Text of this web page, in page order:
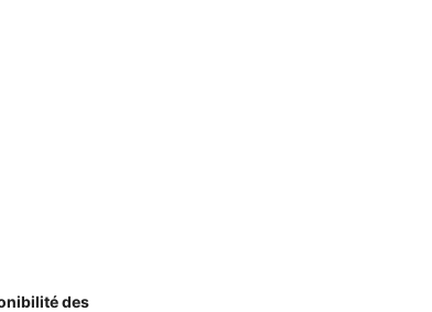
des